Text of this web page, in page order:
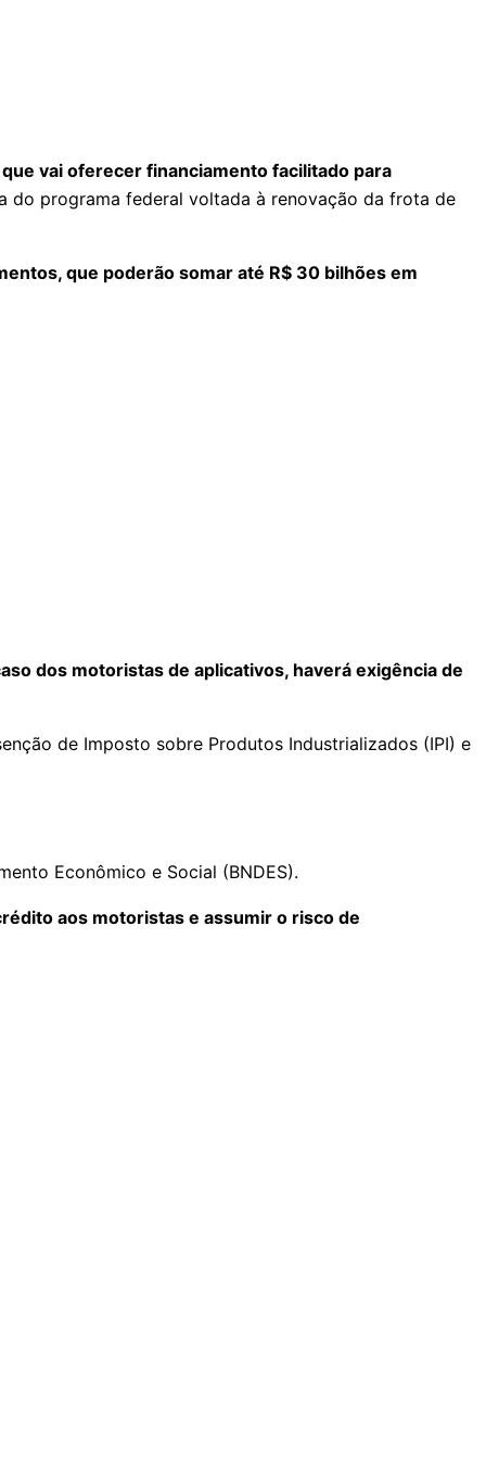
vai oferecer financiamento facilitado para
do programa federal voltada à renovação da frota de
que poderão somar até R$ 30 bilhões em
dos motoristas de aplicativos, haverá exigência de
de Imposto sobre Produtos Industrializados (IPI) e
Econômico e Social (BNDES).
aos motoristas e assumir o risco de